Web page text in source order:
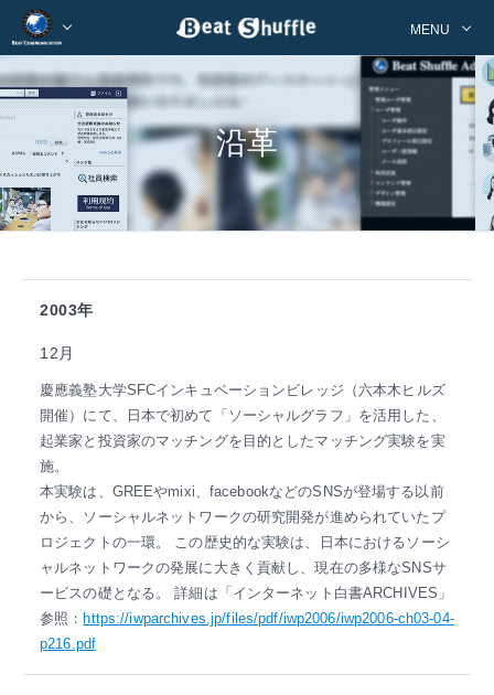
MENU
沿革
2003年
12月
慶應義塾大学SFCインキュベーションビレッジ（六本木ヒルズ
開催）にて、日本で初めて「ソーシャルグラフ」を活用した、
起業家と投資家のマッチングを目的としたマッチング実験を実
施。
本実験は、GREEやmixi、facebookなどのSNSが登場する以前
から、ソーシャルネットワークの研究開発が進められていたプ
ロジェクトの一環。 この歴史的な実験は、日本におけるソーシ
ャルネットワークの発展に大きく貢献し、現在の多様なSNSサ
ービスの礎となる。 詳細は「インターネット白書ARCHIVES」
参照： https://iwparchives.jp/files/pdf/iwp2006/iwp2006-ch03-04-
p216.pdf